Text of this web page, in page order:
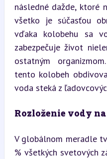
následné dažde, ktoré
všetko je súčasťou
vďaka kolobehu sa
zabezpečuje život
ostatným
tento kolobeh
voda steká z
Rozloženie vody
V globálnom meradle
% všetkých svetových